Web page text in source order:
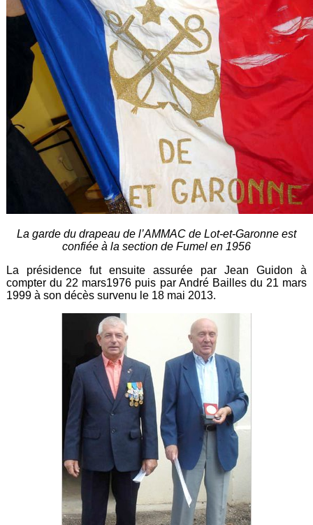
La garde du drapeau de l’AMMAC de Lot-et-Garonne est
confiée à la section de Fumel en 1956
La présidence fut ensuite assurée par Jean Guidon à
compter du 22 mars1976 puis par André Bailles du 21 mars
1999 à son décès survenu le 18 mai 2013.